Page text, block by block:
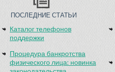
ПОСЛЕДНИЕ СТАТЬИ
Каталог телефонов
поддержки
Процедура банкротства
физического лица: новинка